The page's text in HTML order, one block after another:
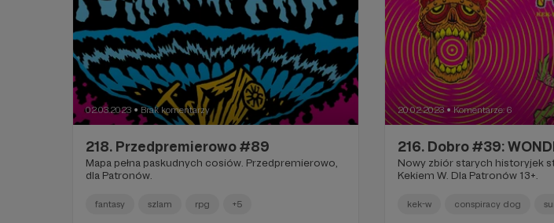
02.03.2023 ● Brak komentarzy
218. Przedpremierowo #89
Mapa pełna paskudnych cosiów. Przedpremierowo,
dla Patronów.
fantasy szlam rpg +5
20.02.2023 ● Komentarze: 6
216. Dobro #39:
Nowy zbiór starych historyjek
Kekiem W. Dla Patronów 13+.
kek-w conspiracy dog